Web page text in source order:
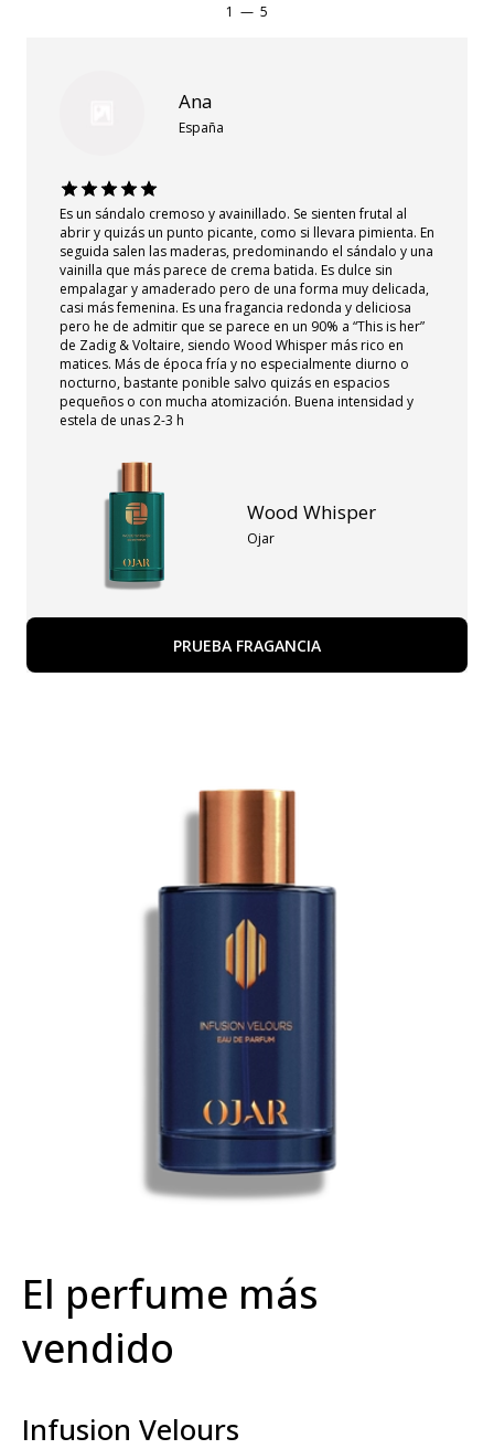
1 — 5
Ana
España
Es un sándalo cremoso y avainillado. Se sienten frutal al
abrir y quizás un punto picante, como si llevara pimienta. En
seguida salen las maderas, predominando el sándalo y una
vainilla que más parece de crema batida. Es dulce sin
empalagar y amaderado pero de una forma muy delicada,
casi más femenina. Es una fragancia redonda y deliciosa
pero he de admitir que se parece en un 90% a “This is her”
de Zadig & Voltaire, siendo Wood Whisper más rico en
matices. Más de época fría y no especialmente diurno o
nocturno, bastante ponible salvo quizás en espacios
pequeños o con mucha atomización. Buena intensidad y
estela de unas 2-3 h
Wood Whisper
Ojar
PRUEBA FRAGANCIA
El perfume más
vendido
Infusion Velours